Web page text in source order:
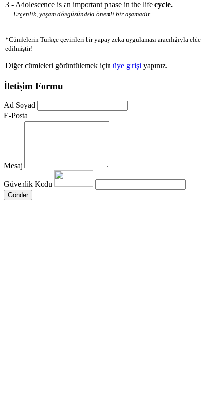
3 - Adolescence is an important phase in the life cycle.
Ergenlik, yaşam döngüsündeki önemli bir aşamadır.
*Cümlelerin Türkçe çevirileri bir yapay zeka uygulaması aracılığıyla elde
edilmiştir!
Diğer cümleleri görüntülemek için üye girişi yapınız.
İletişim Formu
Ad Soyad
E-Posta
Mesaj
Güvenlik Kodu
Gönder